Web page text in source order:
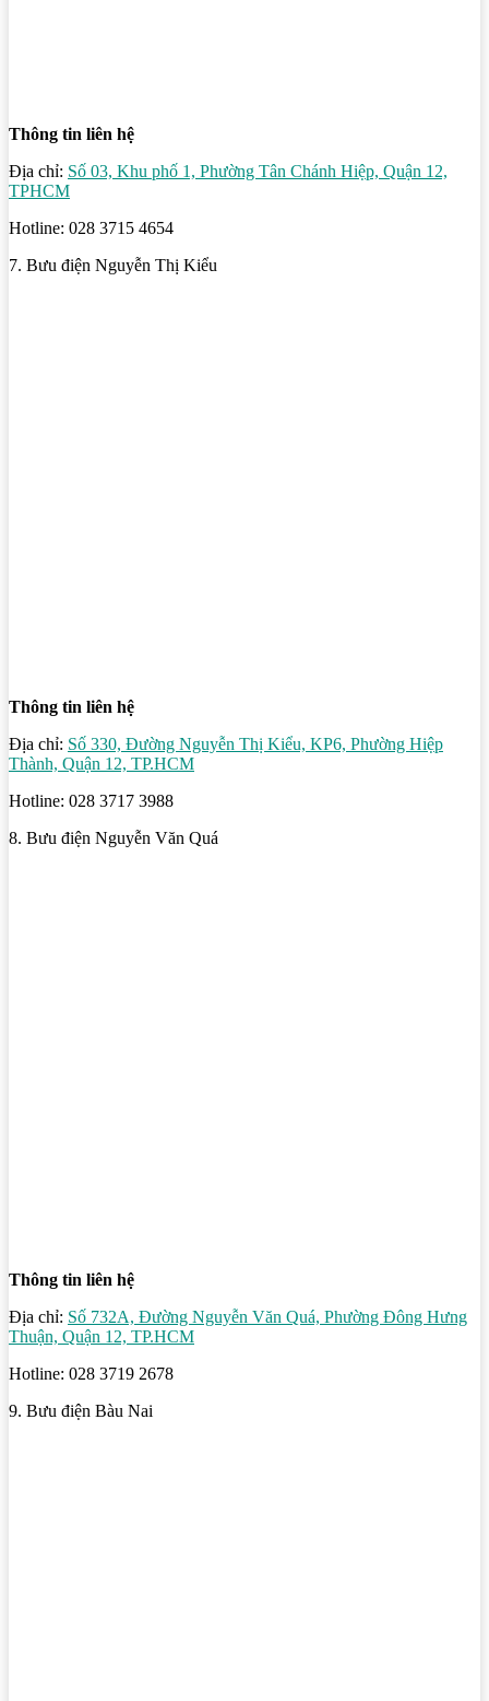
Thông tin liên hệ
Địa chỉ: Số 03, Khu phố 1, Phường Tân Chánh Hiệp, Quận 12,
TPHCM
Hotline: 028 3715 4654
7. Bưu điện Nguyễn Thị Kiểu
Thông tin liên hệ
Địa chỉ: Số 330, Đường Nguyễn Thị Kiểu, KP6, Phường Hiệp
Thành, Quận 12, TP.HCM
Hotline: 028 3717 3988
8. Bưu điện Nguyễn Văn Quá
Thông tin liên hệ
Địa chỉ: Số 732A, Đường Nguyễn Văn Quá, Phường Đông Hưng
Thuận, Quận 12, TP.HCM
Hotline: 028 3719 2678
9. Bưu điện Bàu Nai